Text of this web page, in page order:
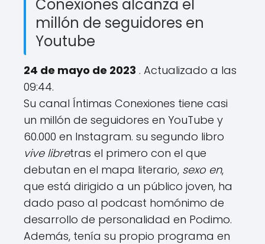
Conexiones alcanza el
millón de seguidores en
Youtube
24 de mayo de 2023 . Actualizado a las
09:44.
Su canal Íntimas Conexiones tiene casi
un millón de seguidores en YouTube y
60.000 en Instagram. su segundo libro
vive libretras el primero con el que
debutan en el mapa literario, sexo en,
que está dirigido a un público joven, ha
dado paso al podcast homónimo de
desarrollo de personalidad en Podimo.
Además, tenía su propio programa en